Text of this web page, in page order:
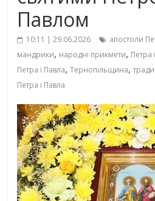
Павлом
10:11 | 29.06.2026 апостоли
мандрики, народні прикмети, Петра
Петра і Павла,Тернопільщина,
Петра і Павла